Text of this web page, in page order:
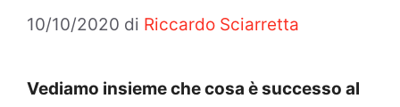
10/10/2020 di Riccardo Sciarretta
Vediamo insieme che cosa è successo al